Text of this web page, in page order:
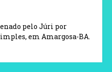
pelo Júri por
em Amargosa-BA.